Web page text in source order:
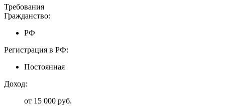
Требования
Гражданство:
РФ
Регистрация в РФ:
Постоянная
Доход:
от 15 000 руб.